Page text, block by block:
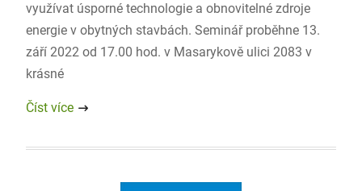
využívat úsporné technologie a obnovitelné zdroje
energie v obytných stavbách. Seminář proběhne 13.
září 2022 od 17.00 hod. v Masarykově ulici 2083 v
krásné
Číst více